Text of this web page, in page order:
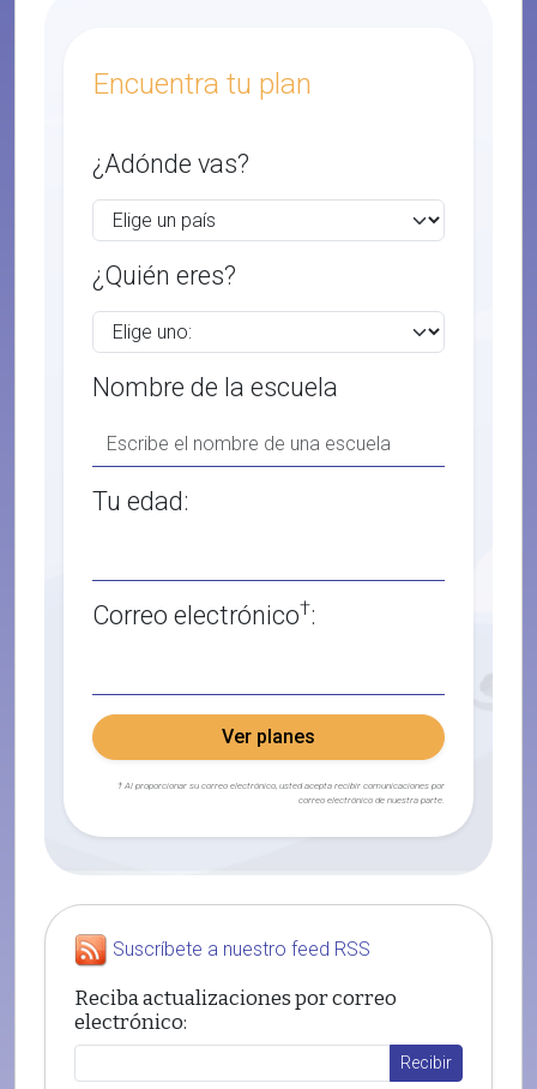
Encuentra tu plan
¿Adónde vas?
¿Quién eres?
Nombre de la escuela
Tu edad:
Correo electrónico†:
Ver planes
† Al proporcionar su correo electrónico, usted acepta recibir comunicaciones por
correo electrónico de nuestra parte.
Suscríbete a nuestro feed RSS
Reciba actualizaciones por correo
electrónico: